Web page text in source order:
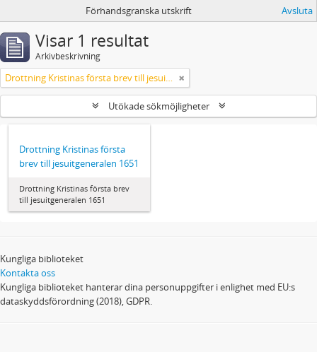
Förhandsgranska utskrift Avsluta
Visar 1 resultat
Arkivbeskrivning
Drottning Kristinas första brev till jesuitgeneralen 1651
Utökade sökmöjligheter
Drottning Kristinas första
brev till jesuitgeneralen 1651
Drottning Kristinas första brev
till jesuitgeneralen 1651
Kungliga biblioteket
Kontakta oss
Kungliga biblioteket hanterar dina personuppgifter i enlighet med EU:s
dataskyddsförordning (2018), GDPR.